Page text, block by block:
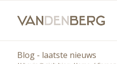
Blog - laatste nieuws